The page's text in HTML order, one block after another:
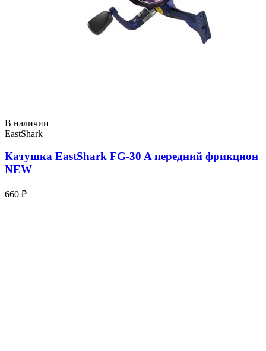
В наличии
EastShark
Катушка EastShark FG-30 A передний фрикцион
NEW
660 ₽